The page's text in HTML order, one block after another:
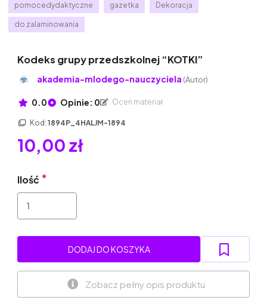
pomocedydaktyczne gazetka Dekoracja
do zalaminowania
Kodeks grupy przedszkolnej “KOTKI”
akademia-mlodego-nauczyciela (Autor)
0.0 Opinie: 0 Oceń materiał
Kod: 1894P_4HALJM-1894
10,00 zł
Ilość
DODAJ DO KOSZYKA
Zobacz pełny opis produktu